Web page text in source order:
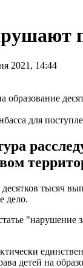
2021, 14:44
для
тысяч
дело.
детей на